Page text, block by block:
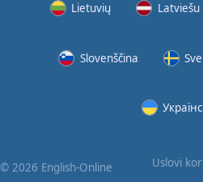
Lietuvių Latviešu
Slovenščina
© 2026 English-Online Uslovi